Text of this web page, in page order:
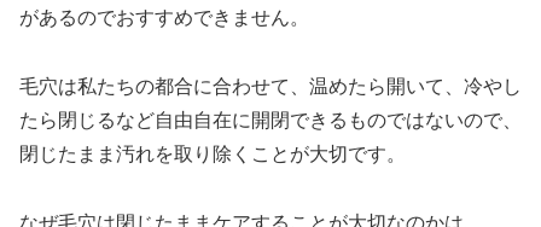
があるのでおすすめできません。
毛穴は私たちの都合に合わせて、温めたら開いて、冷やし
たら閉じるなど自由自在に開閉できるものではないので、
閉じたまま汚れを取り除くことが大切です。
なぜ毛穴は閉じたままケアすることが大切なのかは、